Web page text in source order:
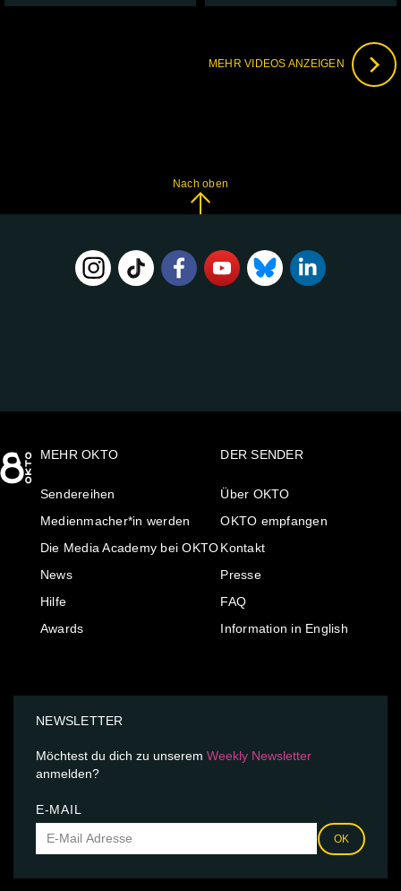
MEHR VIDEOS ANZEIGEN
Nach oben
MEHR OKTO
Sendereihen
Medienmacher*in werden
Die Media Academy bei OKTO
News
Hilfe
Awards
DER SENDER
Über OKTO
OKTO empfangen
Kontakt
Presse
FAQ
Information in English
NEWSLETTER
Möchtest du dich zu unserem Weekly Newsletter
anmelden?
E-MAIL
OK